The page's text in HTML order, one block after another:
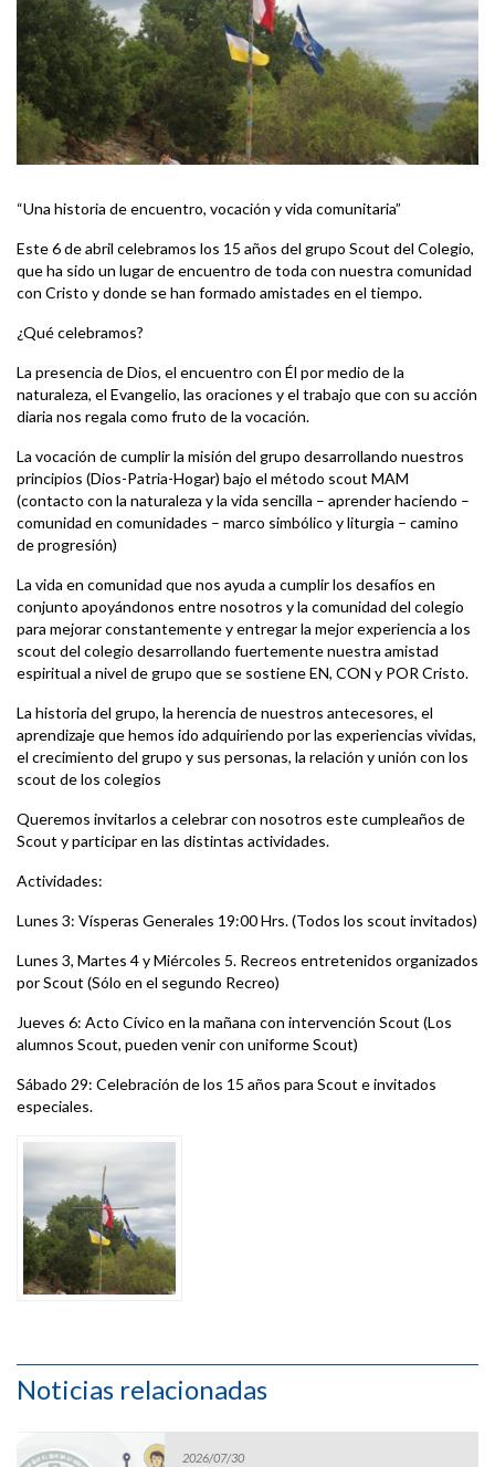
“Una historia de encuentro, vocación y vida comunitaria”
Este 6 de abril celebramos los 15 años del grupo Scout del Colegio,
que ha sido un lugar de encuentro de toda con nuestra comunidad
con Cristo y donde se han formado amistades en el tiempo.
¿Qué celebramos?
La presencia de Dios, el encuentro con Él por medio de la
naturaleza, el Evangelio, las oraciones y el trabajo que con su acción
diaria nos regala como fruto de la vocación.
La vocación de cumplir la misión del grupo desarrollando nuestros
principios (Dios-Patria-Hogar) bajo el método scout MAM
(contacto con la naturaleza y la vida sencilla – aprender haciendo –
comunidad en comunidades – marco simbólico y liturgia – camino
de progresión)
La vida en comunidad que nos ayuda a cumplir los desafíos en
conjunto apoyándonos entre nosotros y la comunidad del colegio
para mejorar constantemente y entregar la mejor experiencia a los
scout del colegio desarrollando fuertemente nuestra amistad
espiritual a nivel de grupo que se sostiene EN, CON y POR Cristo.
La historia del grupo, la herencia de nuestros antecesores, el
aprendizaje que hemos ido adquiriendo por las experiencias vividas,
el crecimiento del grupo y sus personas, la relación y unión con los
scout de los colegios
Queremos invitarlos a celebrar con nosotros este cumpleaños de
Scout y participar en las distintas actividades.
Actividades:
Lunes 3: Vísperas Generales 19:00 Hrs. (Todos los scout invitados)
Lunes 3, Martes 4 y Miércoles 5. Recreos entretenidos organizados
por Scout (Sólo en el segundo Recreo)
Jueves 6: Acto Cívico en la mañana con intervención Scout (Los
alumnos Scout, pueden venir con uniforme Scout)
Sábado 29: Celebración de los 15 años para Scout e invitados
especiales.
Noticias relacionadas
2026/07/30